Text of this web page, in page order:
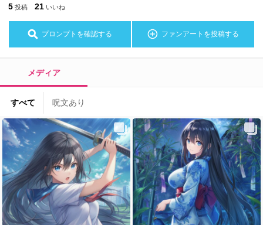
5 投稿 21 いいね
プロンプトを確認する ファンアートを投稿する
メディア
すべて 呪文あり